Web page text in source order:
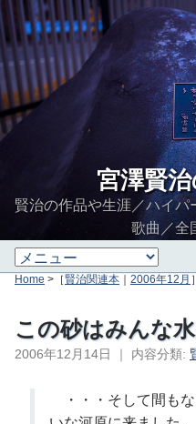
宮澤賢
賢治の作品や生涯／ハイ
歌曲／全
Home >［賢治関連本 ｜ 2006年12月
この砂はみんな
2006年12月14日 ｜ 内容分類:
・・・そして間も